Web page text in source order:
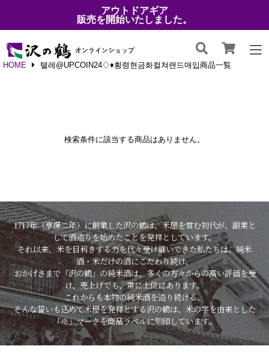
アウトドアギア
販売を開始いたしました。
HOME 텔레@UPCOIN24♢♦횡령현금화컬쳐랜드매입商品一覧
検索条件に該当する商品はありません。
1717年（享保二年）に創業した沢の鶴は、米屋を営む初代が、副業と
して酒造りを始めたことを発祥としています。
それ以来、米を目利きする力を代々受け継いできた私たちは、純米
酒・米だけの酒にこだわり続け、
おかげさまで「沢の鶴」の純米酒は、多くの方々からの高い評価を受
け、売上げでも、常に上位にあります。
これからも本物の純米酒を造り続ける。
そんな誓いも込めて米屋を発祥とする沢の鶴は、米の字を由来とした
「※」マークを商品ラベルに刻印しています。